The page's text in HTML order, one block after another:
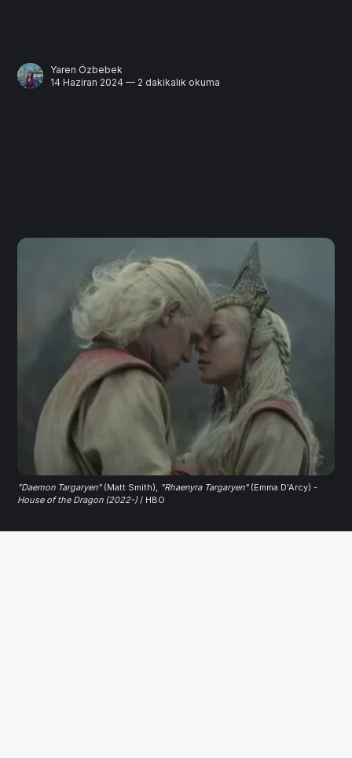
Yaren Özbebek
14 Haziran 2024 — 2 dakikalık okuma
"Daemon Targaryen" (Matt Smith), "Rhaenyra Targaryen"
House of the Dragon (2022-)/ HBO